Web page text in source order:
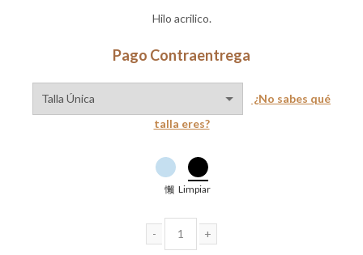
Hilo acrilico.
Pago Contraentrega
¿No sabes qué
talla eres?
Limpiar